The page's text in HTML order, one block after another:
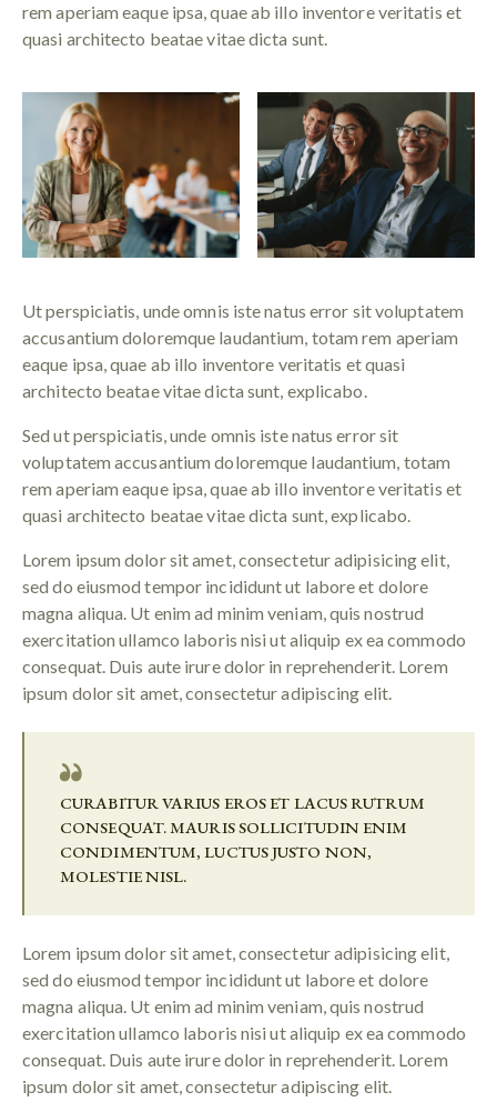
rem aperiam eaque ipsa, quae ab illo inventore veritatis et
quasi architecto beatae vitae dicta sunt.
Ut perspiciatis, unde omnis iste natus error sit voluptatem
accusantium doloremque laudantium, totam rem aperiam
eaque ipsa, quae ab illo inventore veritatis et quasi
architecto beatae vitae dicta sunt, explicabo.
Sed ut perspiciatis, unde omnis iste natus error sit
voluptatem accusantium doloremque laudantium, totam
rem aperiam eaque ipsa, quae ab illo inventore veritatis et
quasi architecto beatae vitae dicta sunt, explicabo.
Lorem ipsum dolor sit amet, consectetur adipisicing elit,
sed do eiusmod tempor incididunt ut labore et dolore
magna aliqua. Ut enim ad minim veniam, quis nostrud
exercitation ullamco laboris nisi ut aliquip ex ea commodo
consequat. Duis aute irure dolor in reprehenderit. Lorem
ipsum dolor sit amet, consectetur adipiscing elit.
CURABITUR VARIUS EROS ET LACUS RUTRUM
CONSEQUAT. MAURIS SOLLICITUDIN ENIM
CONDIMENTUM, LUCTUS JUSTO NON,
MOLESTIE NISL.
Lorem ipsum dolor sit amet, consectetur adipisicing elit,
sed do eiusmod tempor incididunt ut labore et dolore
magna aliqua. Ut enim ad minim veniam, quis nostrud
exercitation ullamco laboris nisi ut aliquip ex ea commodo
consequat. Duis aute irure dolor in reprehenderit. Lorem
ipsum dolor sit amet, consectetur adipiscing elit.